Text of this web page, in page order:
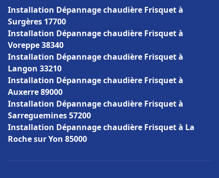
Installation Dépannage chaudière Frisquet à
Surgères 17700
Installation Dépannage chaudière Frisquet à
Voreppe 38340
Installation Dépannage chaudière Frisquet à
Langon 33210
Installation Dépannage chaudière Frisquet à
Auxerre 89000
Installation Dépannage chaudière Frisquet à
Sarreguemines 57200
Installation Dépannage chaudière Frisquet à La
Roche sur Yon 85000